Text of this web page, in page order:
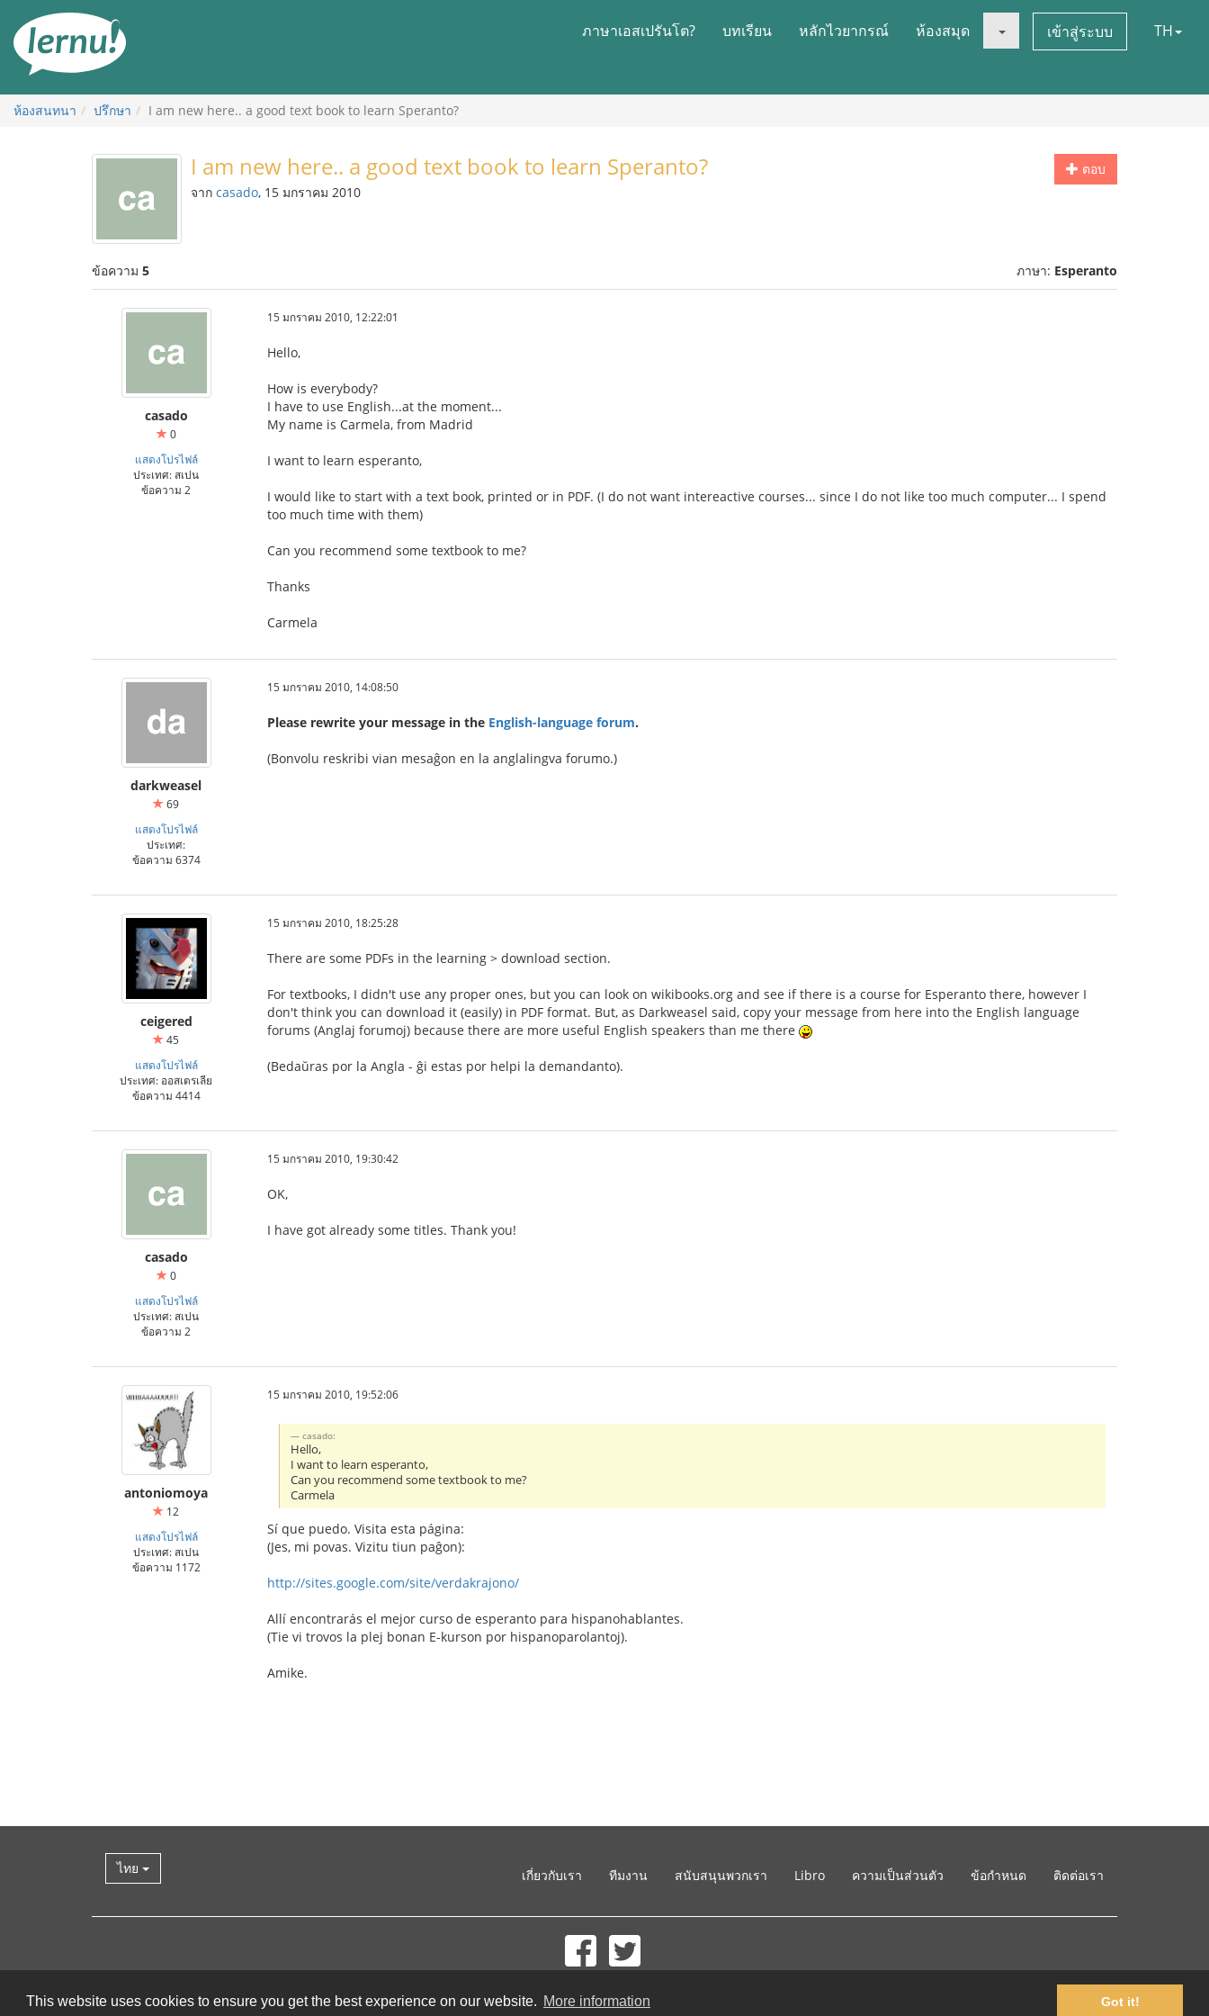
This website uses cookies to ensure you get the best experience on our website. More information Got it!
สารบัญ
ภาษาเอสเปรันโต? บทเรียน หลักไวยากรณ์ ห้องสมุด เข้าสู่ระบบ TH
ห้องสนทนา ปรึกษา I am new here.. a good text book to learn Speranto?
ตอบ
I am new here.. a good text book to learn Speranto?
จาก casado, 15 มกราคม 2010
ข้อความ 5 ภาษา: Esperanto
casado
0
แสดงโปรไฟล์
ประเทศ: สเปน
ข้อความ 2
15 มกราคม 2010, 12:22:01
Hello,
How is everybody?
I have to use English...at the moment...
My name is Carmela, from Madrid
I want to learn esperanto,
I would like to start with a text book, printed or in PDF. (I do not want intereactive courses... since I do not like too much computer... I spend
too much time with them)
Can you recommend some textbook to me?
Thanks
Carmela
darkweasel
69
แสดงโปรไฟล์
ประเทศ:
ข้อความ 6374
15 มกราคม 2010, 14:08:50
Please rewrite your message in the English-language forum.
(Bonvolu reskribi vian mesaĝon en la anglalingva forumo.)
ceigered
45
แสดงโปรไฟล์
ประเทศ: ออสเตรเลีย
ข้อความ 4414
15 มกราคม 2010, 18:25:28
There are some PDFs in the learning > download section.
For textbooks, I didn't use any proper ones, but you can look on wikibooks.org and see if there is a course for Esperanto there, however I
don't think you can download it (easily) in PDF format. But, as Darkweasel said, copy your message from here into the English language
forums (Anglaj forumoj) because there are more useful English speakers than me there
(Bedaŭras por la Angla - ĝi estas por helpi la demandanto).
casado
0
แสดงโปรไฟล์
ประเทศ: สเปน
ข้อความ 2
15 มกราคม 2010, 19:30:42
OK,
I have got already some titles. Thank you!
antoniomoya
12
แสดงโปรไฟล์
ประเทศ: สเปน
ข้อความ 1172
15 มกราคม 2010, 19:52:06
casado:
Hello,
I want to learn esperanto,
Can you recommend some textbook to me?
Carmela
Sí que puedo. Visita esta página:
(Jes, mi povas. Vizitu tiun paĝon):
http://sites.google.com/site/verdakrajono/
Allí encontrarás el mejor curso de esperanto para hispanohablantes.
(Tie vi trovos la plej bonan E-kurson por hispanoparolantoj).
Amike.
ไทย เกี่ยวกับเรา ทีมงาน สนับสนุนพวกเรา Libro ความเป็นส่วนตัว ข้อกำหนด ติดต่อเรา